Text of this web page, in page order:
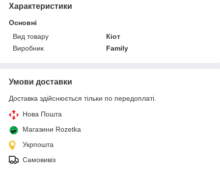
Характеристики
Основні
Вид товару
Кіот
Виробник
Family
Умови доставки
Доставка здійснюється тільки по передоплаті.
Нова Пошта
Магазини Rozetka
Укрпошта
Самовивіз